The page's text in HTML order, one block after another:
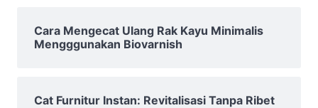
Cara Mengecat Ulang Rak Kayu Minimalis
Mengggunakan Biovarnish
Cat Furnitur Instan: Revitalisasi Tanpa Ribet